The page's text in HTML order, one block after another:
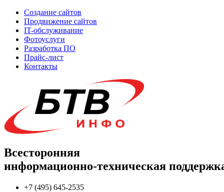
Создание сайтов
Продвижение сайтов
IT-обслуживание
Фотоуслуги
Разработка ПО
Прайс-лист
Контакты
Всесторонняя
информационно-техническая
+7 (495) 645-2535